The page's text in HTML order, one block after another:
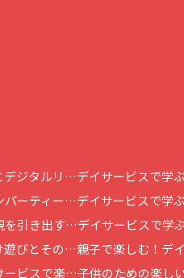
デジタルリ…デイサービスで学
パーティー…デイサービスで学
を引き出す…デイサービスで学
遊びとその…親子で楽しむ！デ
ービスで楽…子供のための楽し